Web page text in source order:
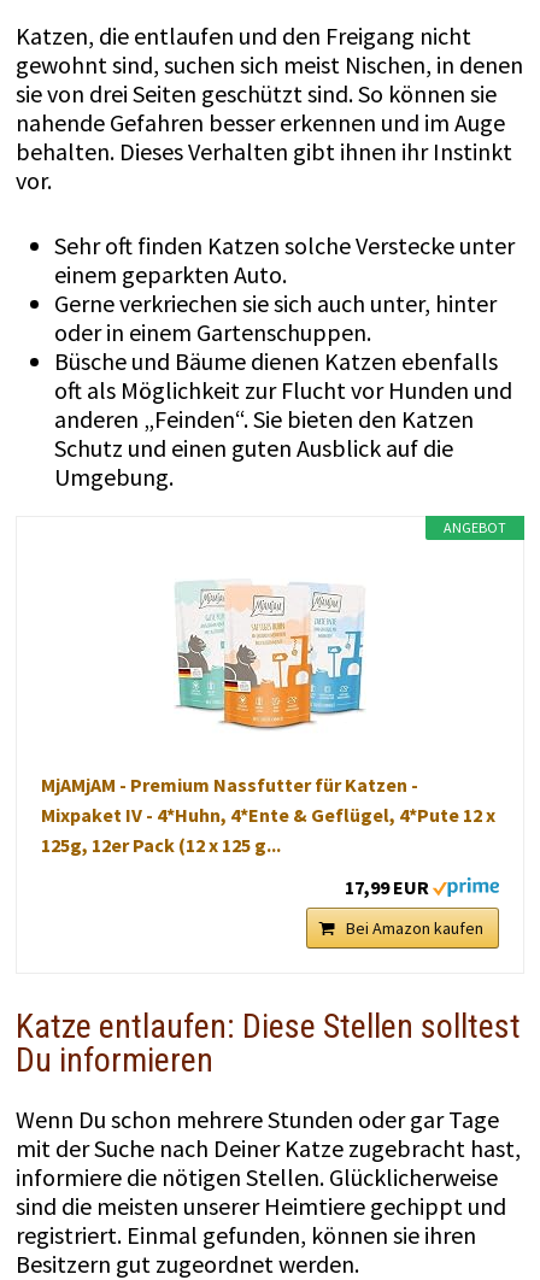
Katzen, die entlaufen und den Freigang nicht
gewohnt sind, suchen sich meist Nischen, in denen
sie von drei Seiten geschützt sind. So können sie
nahende Gefahren besser erkennen und im Auge
behalten. Dieses Verhalten gibt ihnen ihr Instinkt
vor.
Sehr oft finden Katzen solche Verstecke unter
einem geparkten Auto.
Gerne verkriechen sie sich auch unter, hinter
oder in einem Gartenschuppen.
Büsche und Bäume dienen Katzen ebenfalls
oft als Möglichkeit zur Flucht vor Hunden und
anderen „Feinden“. Sie bieten den Katzen
Schutz und einen guten Ausblick auf die
Umgebung.
ANGEBOT
MjAMjAM - Premium Nassfutter für Katzen -
Mixpaket IV - 4*Huhn, 4*Ente & Geflügel, 4*Pute 12 x
125g, 12er Pack (12 x 125 g...
17,99 EUR
Bei Amazon kaufen
Katze entlaufen: Diese Stellen solltest
Du informieren
Wenn Du schon mehrere Stunden oder gar Tage
mit der Suche nach Deiner Katze zugebracht hast,
informiere die nötigen Stellen. Glücklicherweise
sind die meisten unserer Heimtiere gechippt und
registriert. Einmal gefunden, können sie ihren
Besitzern gut zugeordnet werden.